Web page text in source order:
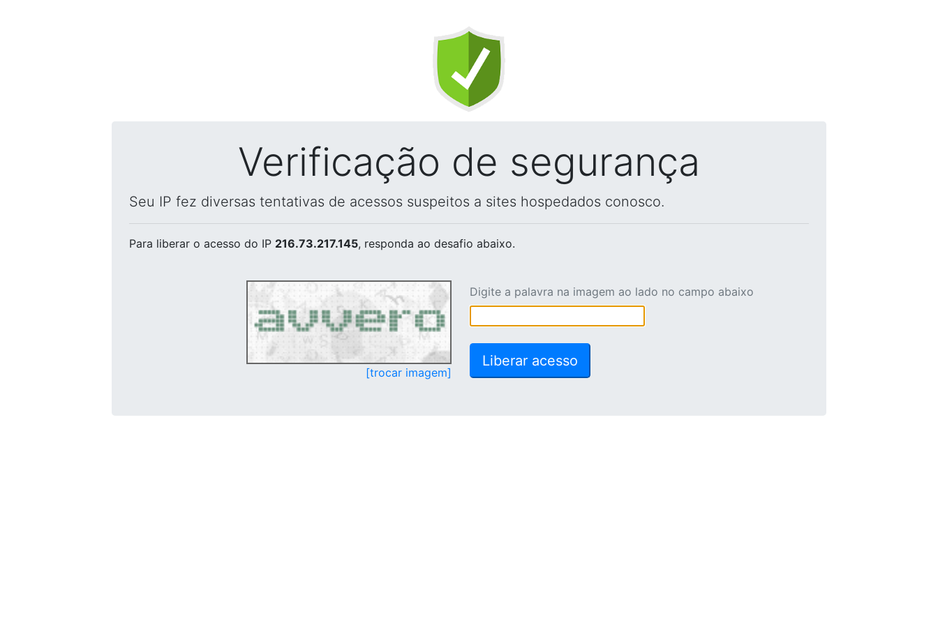
Verificação de segurança
Seu IP fez diversas tentativas de acessos suspeitos a sites hospedados conosco.
Para liberar o acesso do IP 216.73.217.145, responda ao desafio abaixo.
[trocar imagem]
Digite a palavra na imagem ao lado no campo abaixo